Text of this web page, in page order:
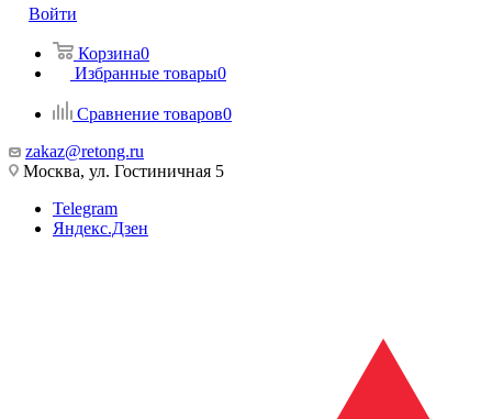
Войти
Корзина0
Избранные товары0
Сравнение товаров0
zakaz@retong.ru
Москва, ул. Гостиничная 5
Telegram
Яндекс.Дзен